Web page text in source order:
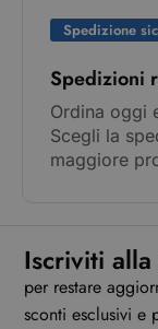
Spedizione
Spedizioni
Ordina oggi
Scegli la
maggiore
Iscriviti
per restare
sconti esclusivi e